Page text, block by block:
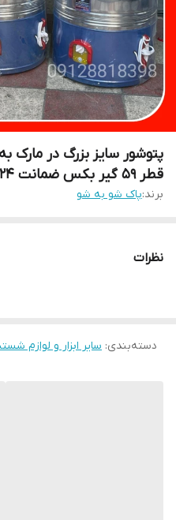
پتوشور سایز بزرگ در مارک
قطر 59 گیر بکس ضمانت 24 ماهه
برند:پاک شو به شو
نظرات
دسته‌بندی: سایر ابزار و لوازم